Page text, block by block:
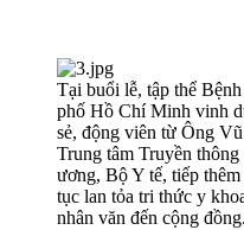
Tại buổi lễ, tập thể
phố Hồ Chí Minh vinh
sẻ, động viên từ Ông
Trung tâm Truyền
ương, Bộ Y tế, tiếp
tục lan tỏa tri thức y
nhân văn đến cộng đồng.